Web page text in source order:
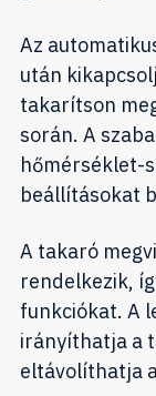
Az
után
takarítson
során. A
hőmérséklet-
beállításokat
A takaró
rendelkezik,
funkciókat. A
irányíthatja a
eltávolíthatja